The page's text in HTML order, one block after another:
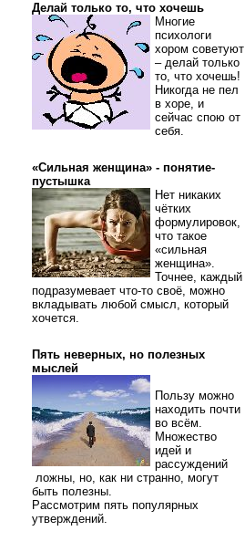
Делай только то, что хочешь
Многие
психологи
хором советуют
– делай только
то, что хочешь!
Никогда не пел
в хоре, и
сейчас спою от
себя.
«Сильная женщина» - понятие-
пустышка
Нет никаких
чётких
формулировок,
что такое
«сильная
женщина».
Точнее, каждый
подразумевает что-то своё, можно
вкладывать любой смысл, который
хочется.
Пять неверных, но полезных
мыслей
Пользу можно
находить почти
во всём.
Множество
идей и
рассуждений
ложны, но, как ни странно, могут
быть полезны.
Рассмотрим пять популярных
утверждений.